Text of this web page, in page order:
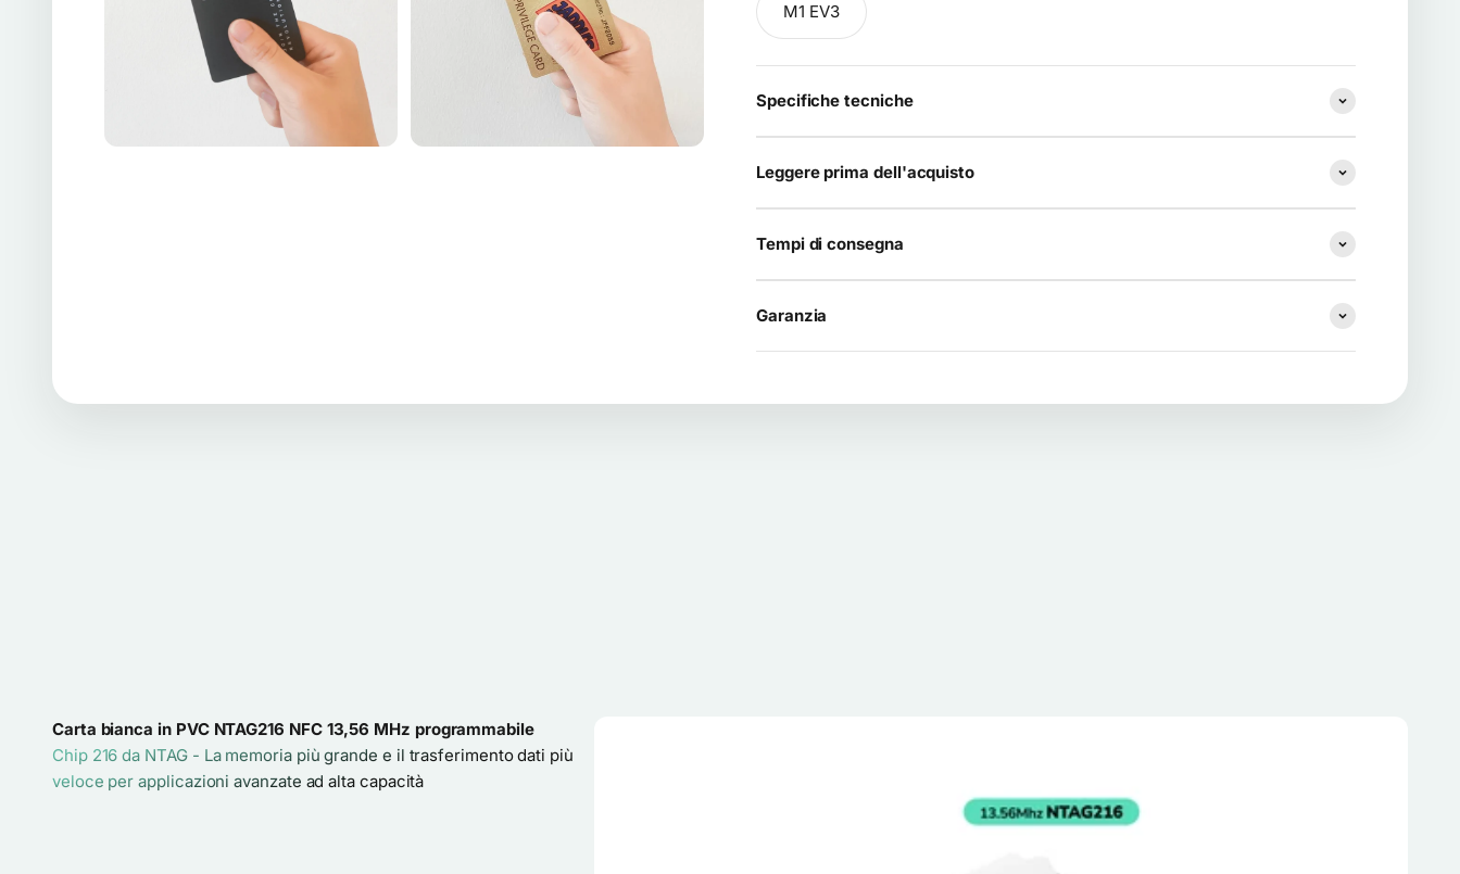
M1 EV3
Specifiche tecniche
Leggere prima dell'acquisto
Tempi di consegna
Garanzia
Carta bianca in PVC NTAG216 NFC 13,56 MHz programmabile
Chip 216 da NTAG - La memoria più grande e il trasferimento dati più
veloce per applicazioni avanzate ad alta capacità